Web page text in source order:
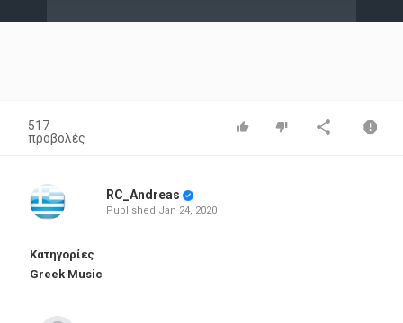
Video
517
προβολές
RC_Andreas
Published Jan 24, 2020
Κατηγορίες
Greek Music